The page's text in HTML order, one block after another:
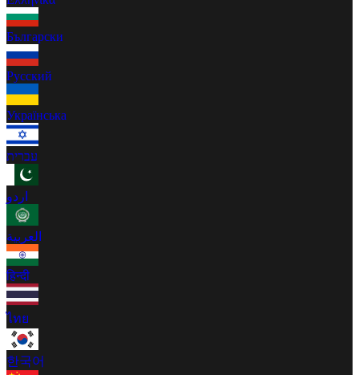
Български
Русский
Українська
עברית
اردو
العربية
हिन्दी
ไทย
한국어